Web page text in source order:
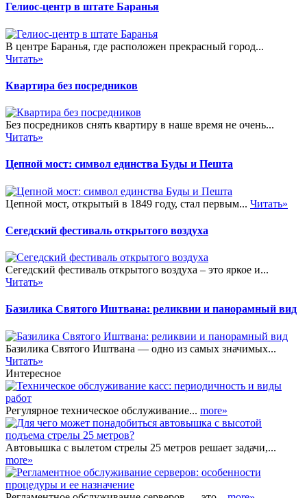
Гелиос-центр в штате Баранья
В центре Баранья, где расположен прекрасный город...
Читать»
Квартира без посредников
Без посредников снять квартиру в наше время не очень...
Читать»
Цепной мост: символ единства Буды и Пешта
Цепной мост, открытый в 1849 году, стал первым... Читать»
Сегедский фестиваль открытого воздуха
Сегедский фестиваль открытого воздуха – это яркое и...
Читать»
Базилика Святого Иштвана: реликвии и панорамный вид
Базилика Святого Иштвана — одно из самых значимых...
Читать»
Интересное
Регулярное техническое обслуживание... more»
Автовышка с вылетом стрелы 25 метров решает задачи,...
more»